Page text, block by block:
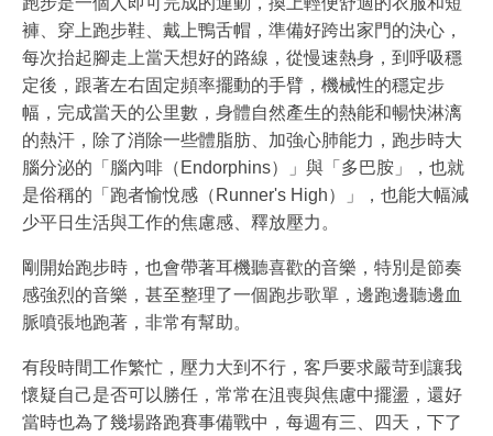
褲、穿上跑步鞋、戴上鴨舌帽，準備好跨出家門的決心，
每次抬起腳走上當天想好的路線，從慢速熱身，到呼吸穩
定後，跟著左右固定頻率擺動的手臂，機械性的穩定步
幅，完成當天的公里數，身體自然產生的熱能和暢快淋漓
的熱汗，除了消除一些體脂肪、加強心肺能力，跑步時大
腦分泌的「腦內啡（Endorphins）」與「多巴胺」，也就
是俗稱的「跑者愉悅感（Runner's High）」，也能大幅減
少平日生活與工作的焦慮感、釋放壓力。
剛開始跑步時，也會帶著耳機聽喜歡的音樂，特別是節奏
感強烈的音樂，甚至整理了一個跑步歌單，邊跑邊聽邊血
脈噴張地跑著，非常有幫助。
有段時間工作繁忙，壓力大到不行，客戶要求嚴苛到讓我
懷疑自己是否可以勝任，常常在沮喪與焦慮中擺盪，還好
當時也為了幾場路跑賽事備戰中，每週有三、四天，下了